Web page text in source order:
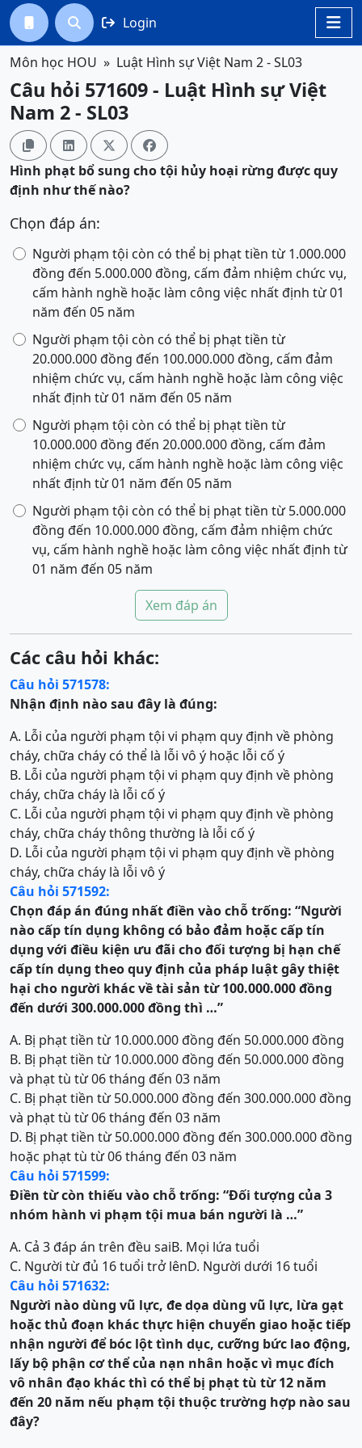

  Login
Môn học HOU Luật Hình sự Việt Nam 2 - SL03
Câu hỏi 571609 - Luật Hình sự Việt
Nam 2 - SL03
   
Hình phạt bổ sung cho tội hủy hoại rừng được quy
định như thế nào?
Chọn đáp án:
Người phạm tội còn có thể bị phạt tiền từ 1.000.000
đồng đến 5.000.000 đồng, cấm đảm nhiệm chức vụ,
cấm hành nghề hoặc làm công việc nhất định từ 01
năm đến 05 năm
Người phạm tội còn có thể bị phạt tiền từ
20.000.000 đồng đến 100.000.000 đồng, cấm đảm
nhiệm chức vụ, cấm hành nghề hoặc làm công việc
nhất định từ 01 năm đến 05 năm
Người phạm tội còn có thể bị phạt tiền từ
10.000.000 đồng đến 20.000.000 đồng, cấm đảm
nhiệm chức vụ, cấm hành nghề hoặc làm công việc
nhất định từ 01 năm đến 05 năm
Người phạm tội còn có thể bị phạt tiền từ 5.000.000
đồng đến 10.000.000 đồng, cấm đảm nhiệm chức
vụ, cấm hành nghề hoặc làm công việc nhất định từ
01 năm đến 05 năm
Xem đáp án
Các câu hỏi khác:
Câu hỏi 571578:
Nhận định nào sau đây là đúng:
A. Lỗi của người phạm tội vi phạm quy định về phòng
cháy, chữa cháy có thể là lỗi vô ý hoặc lỗi cố ý
B. Lỗi của người phạm tội vi phạm quy định về phòng
cháy, chữa cháy là lỗi cố ý
C. Lỗi của người phạm tội vi phạm quy định về phòng
cháy, chữa cháy thông thường là lỗi cố ý
D. Lỗi của người phạm tội vi phạm quy định về phòng
cháy, chữa cháy là lỗi vô ý
Câu hỏi 571592:
Chọn đáp án đúng nhất điền vào chỗ trống: “Người
nào cấp tín dụng không có bảo đảm hoặc cấp tín
dụng với điều kiện ưu đãi cho đối tượng bị hạn chế
cấp tín dụng theo quy định của pháp luật gây thiệt
hại cho người khác về tài sản từ 100.000.000 đồng
đến dưới 300.000.000 đồng thì …”
A. Bị phạt tiền từ 10.000.000 đồng đến 50.000.000 đồng
B. Bị phạt tiền từ 10.000.000 đồng đến 50.000.000 đồng
và phạt tù từ 06 tháng đến 03 năm
C. Bị phạt tiền từ 50.000.000 đồng đến 300.000.000 đồng
và phạt tù từ 06 tháng đến 03 năm
D. Bị phạt tiền từ 50.000.000 đồng đến 300.000.000 đồng
hoặc phạt tù từ 06 tháng đến 03 năm
Câu hỏi 571599:
Điền từ còn thiếu vào chỗ trống: “Đối tượng của 3
nhóm hành vi phạm tội mua bán người là …”
A. Cả 3 đáp án trên đều saiB. Mọi lứa tuổi
C. Người từ đủ 16 tuổi trở lênD. Người dưới 16 tuổi
Câu hỏi 571632:
Người nào dùng vũ lực, đe dọa dùng vũ lực, lừa gạt
hoặc thủ đoạn khác thực hiện chuyển giao hoặc tiếp
nhận người để bóc lột tình dục, cưỡng bức lao động,
lấy bộ phận cơ thểcủa nạn nhân hoặc vì mục đích
vô nhân đạo khácthì có thể bị phạt tù từ 12 năm
đến 20 năm nếu phạm tội thuộc trường hợp nào sau
đây?